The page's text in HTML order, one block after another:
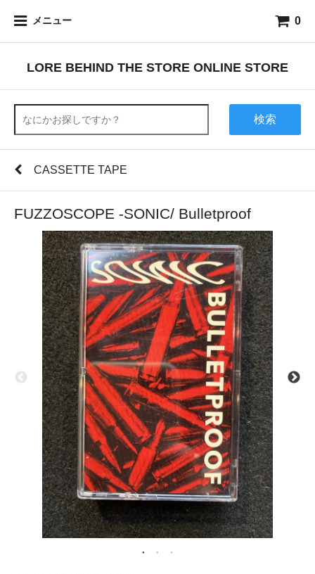
メニュー 0
LORE BEHIND THE STORE ONLINE STORE
検索
CASSETTE TAPE
FUZZOSCOPE -SONIC/ Bulletproof